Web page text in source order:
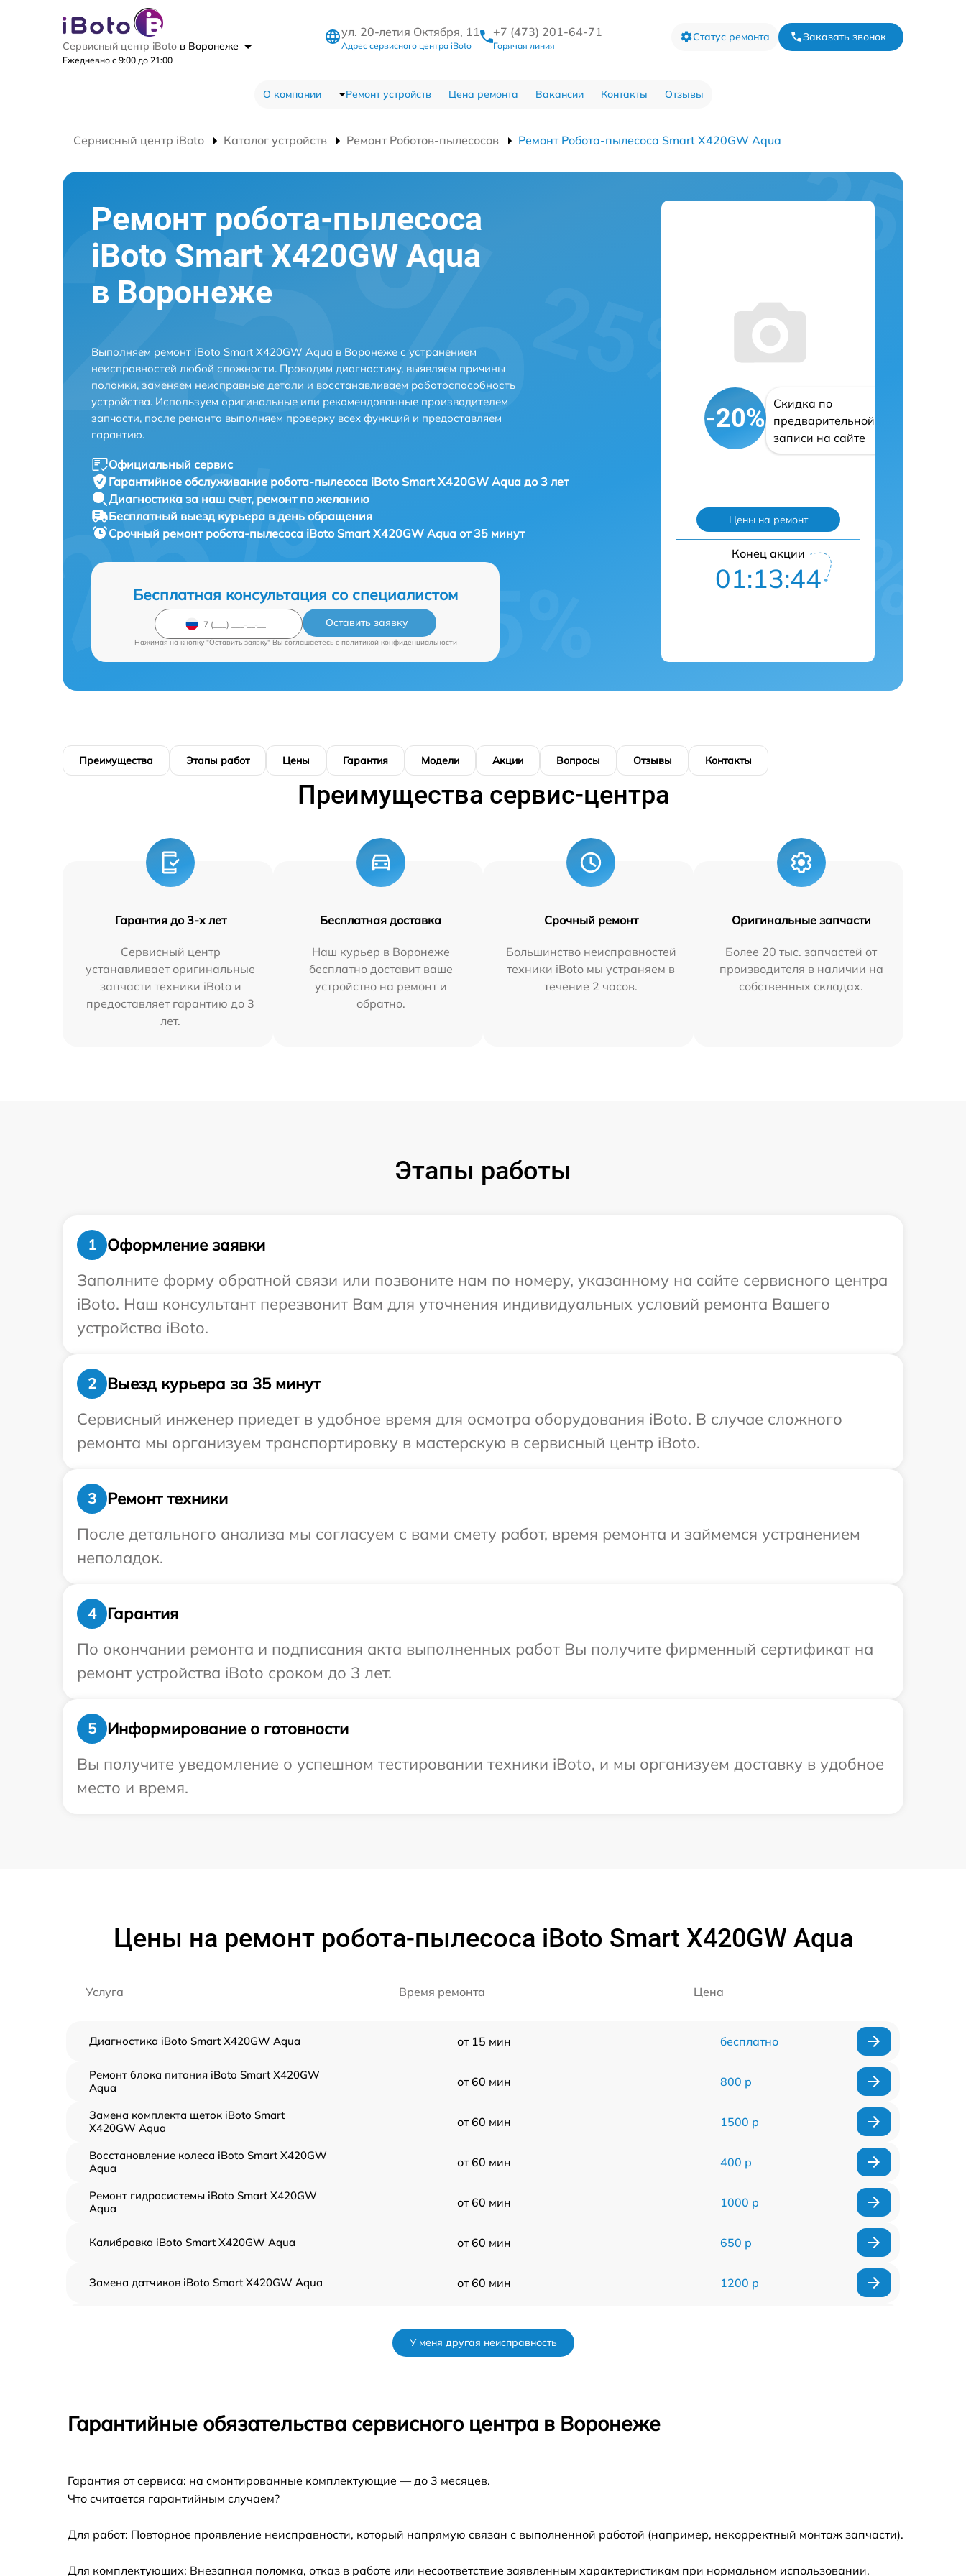
Сервисный центр iBoto в Воронеже
Ежедневно с 9:00 до 21:00
ул. 20-летия Октября, 11
Адрес сервисного центра iBoto
+7 (473) 201-64-71
Горячая линия
Статус ремонта Заказать звонок
О компании Ремонт устройств Цена ремонта Вакансии Контакты Отзывы
Сервисный центр iBoto Каталог устройств Ремонт Роботов-пылесосов Ремонт Робота-пылесоса Smart Х420GW Aqua
Ремонт робота-пылесоса
iBoto Smart Х420GW Aqua
в Воронеже
Выполняем ремонт iBoto Smart Х420GW Aqua в Воронеже с устранением
неисправностей любой сложности. Проводим диагностику, выявляем причины
поломки, заменяем неисправные детали и восстанавливаем работоспособность
устройства. Используем оригинальные или рекомендованные производителем
запчасти, после ремонта выполняем проверку всех функций и предоставляем
гарантию.
Официальный сервис
Гарантийное обслуживание робота-пылесоса iBoto Smart Х420GW Aqua до 3 лет
Диагностика за наш счет, ремонт по желанию
Бесплатный выезд курьера в день обращения
Срочный ремонт робота-пылесоса iBoto Smart Х420GW Aqua от 35 минут
Бесплатная консультация со специалистом
Оставить заявку
Нажимая на кнопку "Оставить заявку" Вы соглашаетесь c политикой конфиденциальности
-20%
Скидка по
предварительной
записи на сайте
Цены на ремонт
Конец акции
01:13:43
Преимущества Этапы работ Цены Гарантия Модели Акции Вопросы Отзывы Контакты
Преимущества сервис-центра
Гарантия до 3-х лет
Сервисный центр
устанавливает оригинальные
запчасти техники iBoto и
предоставляет гарантию до 3
лет.
Бесплатная доставка
Наш курьер в Воронеже
бесплатно доставит ваше
устройство на ремонт и
обратно.
Срочный ремонт
Большинство неисправностей
техники iBoto мы устраняем в
течение 2 часов.
Оригинальные запчасти
Более 20 тыс. запчастей от
производителя в наличии на
собственных складах.
Этапы работы
1
Оформление заявки
Заполните форму обратной связи или позвоните нам по номеру, указанному на сайте сервисного центра
iBoto. Наш консультант перезвонит Вам для уточнения индивидуальных условий ремонта Вашего
устройства iBoto.
2
Выезд курьера за 35 минут
Сервисный инженер приедет в удобное время для осмотра оборудования iBoto. В случае сложного
ремонта мы организуем транспортировку в мастерскую в сервисный центр iBoto.
3
Ремонт техники
После детального анализа мы согласуем с вами смету работ, время ремонта и займемся устранением
неполадок.
4
Гарантия
По окончании ремонта и подписания акта выполненных работ Вы получите фирменный сертификат на
ремонт устройства iBoto сроком до 3 лет.
5
Информирование о готовности
Вы получите уведомление о успешном тестировании техники iBoto, и мы организуем доставку в удобное
место и время.
Цены на ремонт робота-пылесоса iBoto Smart Х420GW Aqua
Услуга Время ремонта Цена
Диагностика iBoto Smart Х420GW Aqua от 15 мин бесплатно
Ремонт блока питания iBoto Smart Х420GW
Aqua
от 60 мин 800 р
Замена комплекта щеток iBoto Smart
Х420GW Aqua
от 60 мин 1500 р
Восстановление колеса iBoto Smart Х420GW
Aqua
от 60 мин 400 р
Ремонт гидросистемы iBoto Smart Х420GW
Aqua
от 60 мин 1000 р
Калибровка iBoto Smart Х420GW Aqua от 60 мин 650 р
Замена датчиков iBoto Smart Х420GW Aqua от 60 мин 1200 р
Замена аккумулятора iBoto Smart Х420GW
Ремонт цепи питания iBoto Smart Х420GW
от 60 мин
Х420GW Aqua
Х420GW Aqua
от 60 мин 650 р
У меня другая неисправность
Гарантийные обязательства сервисного центра в Воронеже
Гарантия от сервиса: на смонтированные комплектующие — до 3 месяцев.
Что считается гарантийным случаем?
Для работ: Повторное проявление неисправности, который напрямую связан с выполненной работой (например, некорректный монтаж запчасти).
Для комплектующих: Внезапная поломка, отказ в работе или несоответствие заявленным характеристикам при нормальном использовании.